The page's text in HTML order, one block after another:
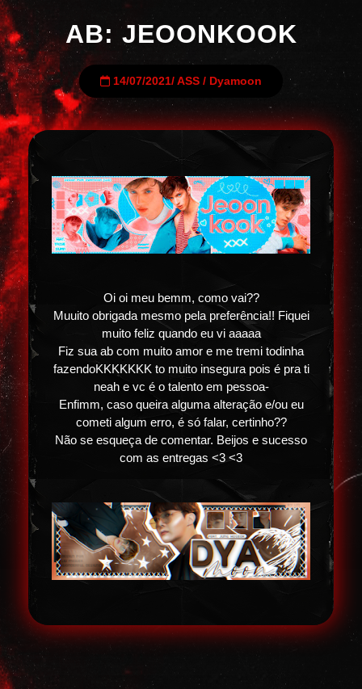
AB: JEOONKOOK
14/07/2021/ ASS / Dyamoon
Oi oi meu bemm, como vai??
Muuito obrigada mesmo pela preferência!! Fiquei
muito feliz quando eu vi aaaaa
Fiz sua ab com muito amor e me tremi todinha
fazendoKKKKKKK to muito insegura pois é pra ti
neah e vc é o talento em pessoa-
Enfimm, caso queira alguma alteração e/ou eu
cometi algum erro, é só falar, certinho??
Não se esqueça de comentar. Beijos e sucesso
com as entregas <3 <3